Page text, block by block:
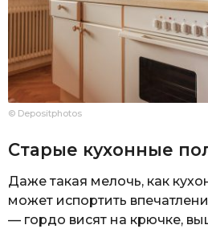
© Depositphotos
Старые кухонные
Даже такая мелочь, как
может испортить
— гордо висят на крючке,